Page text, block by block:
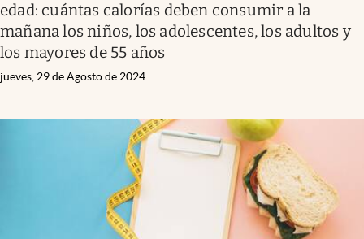
edad: cuántas calorías deben consumir a la
mañana los niños, los adolescentes, los adultos y
los mayores de 55 años
jueves, 29 de Agosto de 2024